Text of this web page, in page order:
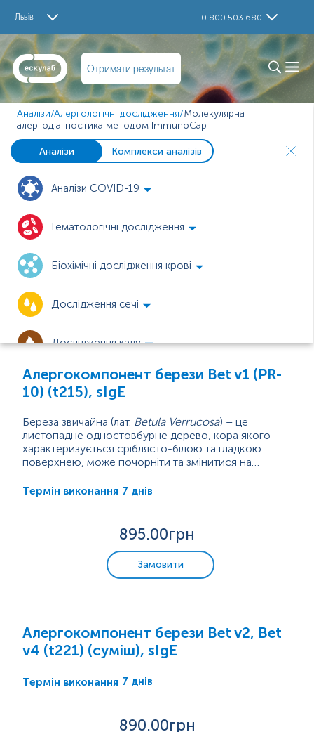
Львів 0 800 503 680
Отримати результат
Аналізи/Алергологічні дослідження/Молекулярна
алергодіагностика методом ImmunoCap
Аналізи Комплекси аналізів
Аналізи COVID-19
Гематологічні дослідження
Біохімічні дослідження крові
Дослідження сечі
Дослідження калу
Дослідження сперми
Інфекційні захворювання
Урогенітальні інфекції
Гормональні дослідження
Імунологічні дослідження
Алергологічні дослідження
харчові та інгаляційні панелі
Молекулярна алергодіагностика
методом ImmunoCap
Медикаментозна алергія
Алергокомпонент берези Bet v1 (PR-
10) (t215), sIgE
Береза ​​звичайна (лат. Betula Verrucosa) – це
листопадне одностовбурне дерево, кора якого
характеризується сріблясто-білою та гладкою
поверхнею, може почорніти та змінитися на
берези припадає на пізню весну. Під час цвітіння
Betulaceae) та порядку Букоцвіті (лат.
Термін виконання 7 днів
895.00грн
Замовити
Алергокомпонент берези Bet v2, Bet
v4 (t221) (суміш), sIgE
Термін виконання 7 днів
890.00грн